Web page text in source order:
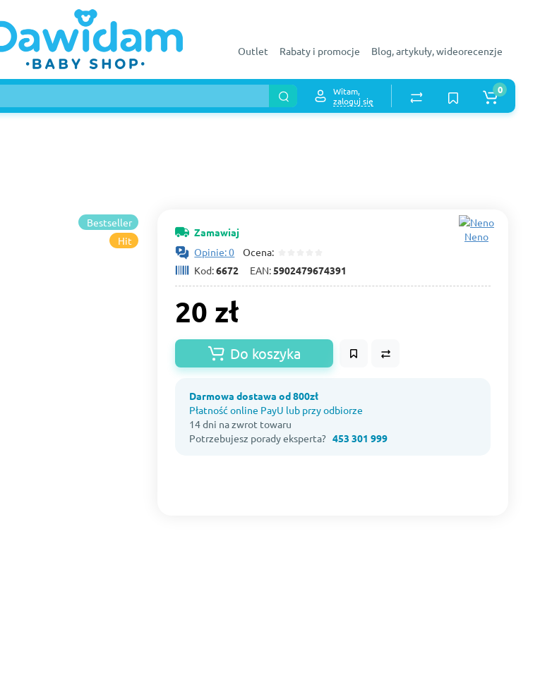
Outlet Rabaty i promocje Blog, artykuły, wideorecenzje
Witam,
zaloguj się
0
Bestseller
Hit
Zamawiaj
Opinie: 0 Ocena:
Kod:6672 EAN:5902479674391
Neno
20 zł
Do koszyka
Darmowa dostawa od 800zł
Płatność online PayU lub przy odbiorze
14 dni na zwrot towaru
Potrzebujesz porady eksperta?453 301 999